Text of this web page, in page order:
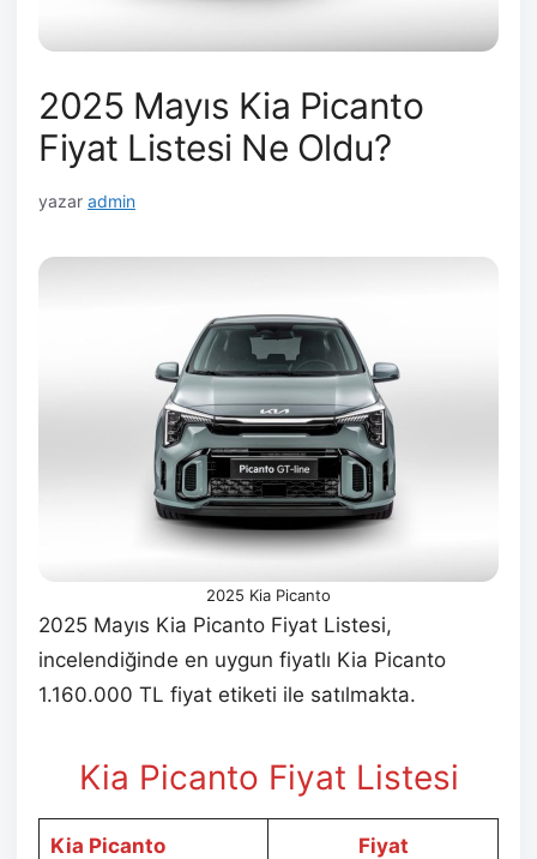
2025 Mayıs Kia Picanto
Fiyat Listesi Ne Oldu?
yazar admin
2025 Kia Picanto
2025 Mayıs Kia Picanto Fiyat Listesi,
incelendiğinde en uygun fiyatlı Kia Picanto
1.160.000 TL fiyat etiketi ile satılmakta.
Kia Picanto Fiyat Listesi
Kia Picanto Fiyat